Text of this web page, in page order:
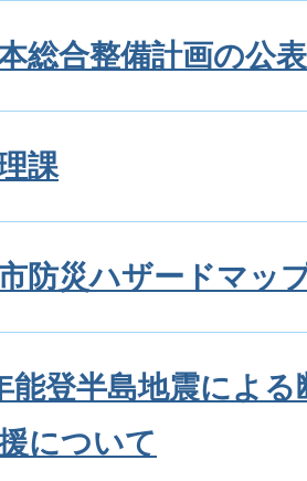
総合整備計画の公表
課
防災ハザードマッ
能登半島地震によ
について